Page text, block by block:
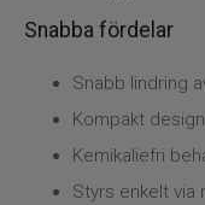
Snabba fördelar
Snabb lindring
Kompakt
Kemikaliefri
Styrs enkelt via